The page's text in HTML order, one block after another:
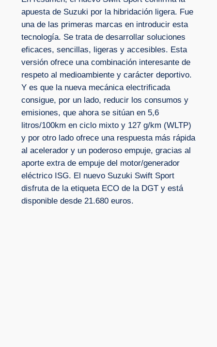
apuesta de Suzuki por la hibridación ligera. Fue
una de las primeras marcas en introducir esta
tecnología. Se trata de desarrollar soluciones
eficaces, sencillas, ligeras y accesibles. Esta
versión ofrece una combinación interesante de
respeto al medioambiente y carácter deportivo.
Y es que la nueva mecánica electrificada
consigue, por un lado, reducir los consumos y
emisiones, que ahora se sitúan en 5,6
litros/100km en ciclo mixto y 127 g/km (WLTP)
y por otro lado ofrece una respuesta más rápida
al acelerador y un poderoso empuje, gracias al
aporte extra de empuje del motor/generador
eléctrico ISG. El nuevo Suzuki Swift Sport
disfruta de la etiqueta ECO de la DGT y está
disponible desde 21.680 euros.